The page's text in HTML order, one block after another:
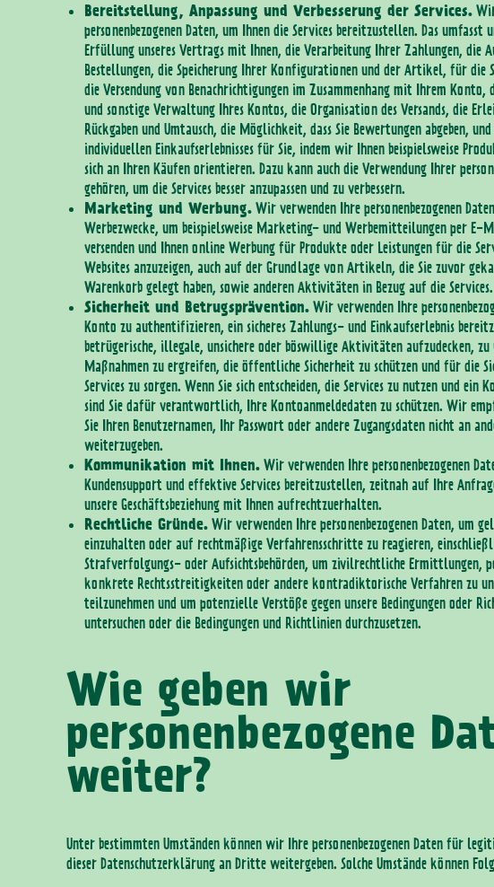
Bereitstellung, Anpassung und Verbesserung der Services.
personenbezogenen Daten, um Ihnen die Services bereitzustellen. Das umfasst
Erfüllung unseres Vertrags mit Ihnen, die Verarbeitung Ihrer Zahlungen, die
Bestellungen, die Speicherung Ihrer Konfigurationen und der Artikel, für die
die Versendung von Benachrichtigungen im Zusammenhang mit Ihrem Konto,
und sonstige Verwaltung Ihres Kontos, die Organisation des Versands, die
Rückgaben und Umtausch, die Möglichkeit, dass Sie Bewertungen abgeben,
individuellen Einkaufserlebnisses für Sie, indem wir Ihnen beispielsweise
sich an Ihren Käufen orientieren. Dazu kann auch die Verwendung Ihrer
gehören, um die Services besser anzupassen und zu verbessern.
Marketing und Werbung. Wir verwenden Ihre personenbezogenen
Werbezwecke, um beispielsweise Marketing- und Werbemitteilungen per E-
versenden und Ihnen online Werbung für Produkte oder Leistungen für die
Websites anzuzeigen, auch auf der Grundlage von Artikeln, die Sie zuvor
Warenkorb gelegt haben, sowie anderen Aktivitäten in Bezug auf die Services.
Sicherheit und Betrugsprävention. Wir verwenden Ihre
Konto zu authentifizieren, ein sicheres Zahlungs- und Einkaufserlebnis
betrügerische, illegale, unsichere oder böswillige Aktivitäten aufzudecken, zu
Maßnahmen zu ergreifen, die öffentliche Sicherheit zu schützen und für die
Services zu sorgen. Wenn Sie sich entscheiden, die Services zu nutzen und ein
sind Sie dafür verantwortlich, Ihre Kontoanmeldedaten zu schützen. Wir
Sie Ihren Benutzernamen, Ihr Passwort oder andere Zugangsdaten nicht an
weiterzugeben.
Kommunikation mit Ihnen. Wir verwenden Ihre personenbezogenen
Kundensupport und effektive Services bereitzustellen, zeitnah auf Ihre
unsere Geschäftsbeziehung mit Ihnen aufrechtzuerhalten.
Rechtliche Gründe. Wir verwenden Ihre personenbezogenen Daten, um
einzuhalten oder auf rechtmäßige Verfahrensschritte zu reagieren,
Strafverfolgungs- oder Aufsichtsbehörden, um zivilrechtliche Ermittlungen,
konkrete Rechtsstreitigkeiten oder andere kontradiktorische Verfahren zu
teilzunehmen und um potenzielle Verstöße gegen unsere Bedingungen oder
untersuchen oder die Bedingungen und Richtlinien durchzusetzen.
Wie geben wir
personenbezogene
weiter?
Unter bestimmten Umständen können wir Ihre personenbezogenen Daten für
dieser Datenschutzerklärung an Dritte weitergeben. Solche Umstände können